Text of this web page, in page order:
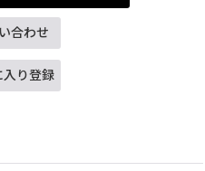
合わせ
入り登録